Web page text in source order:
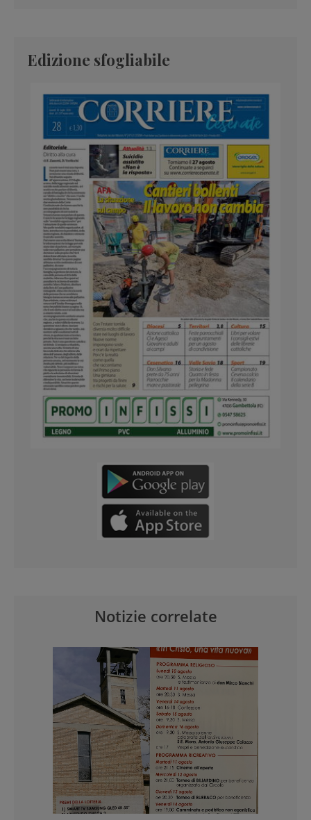
Edizione sfogliabile
Notizie correlate